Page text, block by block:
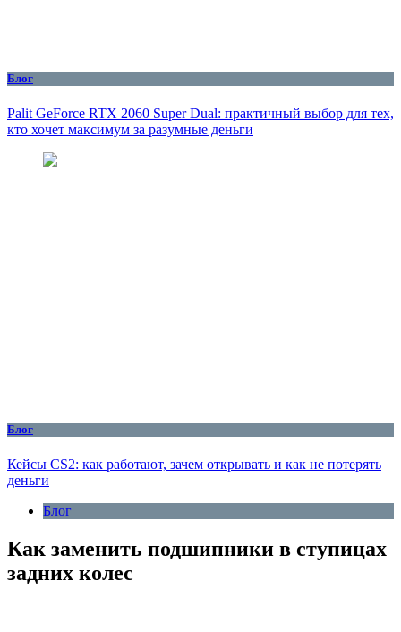
Блог
Palit GeForce RTX 2060 Super Dual: практичный выбор для тех,
кто хочет максимум за разумные деньги
Блог
Кейсы CS2: как работают, зачем открывать и как не потерять
деньги
Блог
Как заменить подшипники в ступицах
задних колес